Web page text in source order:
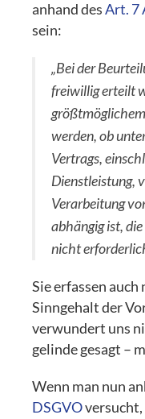
anhand desArt. 7
sein:
„Bei der
freiwillig erteilt
werden, ob
Vertrags,
Dienstleistung,
Verarbeitung
abhängig ist,
nicht
Sie erfassen auch
Sinngehalt der
verwundert uns
gelinde gesagt –
Wenn man nun
DSGVO